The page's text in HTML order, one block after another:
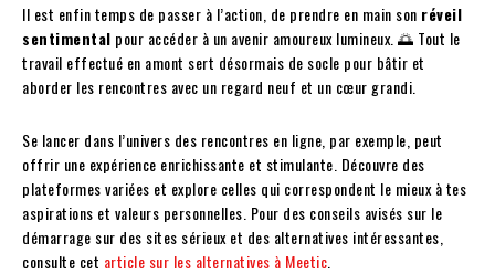
Il est enfin temps de passer à l’action, de prendre en main son réveil
sentimental pour accéder à un avenir amoureux lumineux. 🌅 Tout le
travail effectué en amont sert désormais de socle pour bâtir et
aborder les rencontres avec un regard neuf et un cœur grandi.
Se lancer dans l’univers des rencontres en ligne, par exemple, peut
offrir une expérience enrichissante et stimulante. Découvre des
plateformes variées et explore celles qui correspondent le mieux à tes
aspirations et valeurs personnelles. Pour des conseils avisés sur le
démarrage sur des sites sérieux et des alternatives intéressantes,
consulte cet article sur les alternatives à Meetic